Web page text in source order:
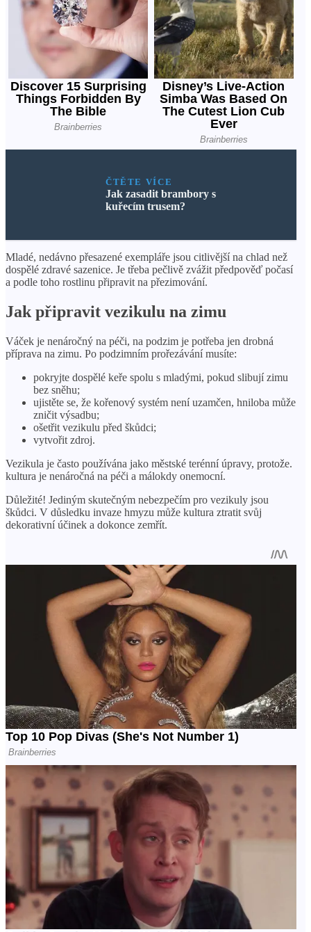
ČTĚTE VÍCE
Jak zasadit brambory s
kuřecím trusem?
Mladé, nedávno přesazené exempláře jsou citlivější na chlad než
dospělé zdravé sazenice. Je třeba pečlivě zvážit předpověď počasí
a podle toho rostlinu připravit na přezimování.
Jak připravit vezikulu na zimu
Váček je nenáročný na péči, na podzim je potřeba jen drobná
příprava na zimu. Po podzimním prořezávání musíte:
pokryjte dospělé keře spolu s mladými, pokud slibují zimu
bez sněhu;
ujistěte se, že kořenový systém není uzamčen, hniloba může
zničit výsadbu;
ošetřit vezikulu před škůdci;
vytvořit zdroj.
Vezikula je často používána jako městské terénní úpravy, protože.
kultura je nenáročná na péči a málokdy onemocní.
Důležité! Jediným skutečným nebezpečím pro vezikuly jsou
škůdci. V důsledku invaze hmyzu může kultura ztratit svůj
dekorativní účinek a dokonce zemřít.